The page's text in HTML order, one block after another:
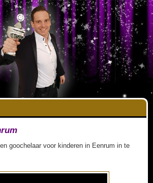
goochelaar voor kinderen in Eenrum in te